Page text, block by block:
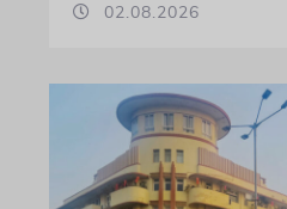
02.08.2026